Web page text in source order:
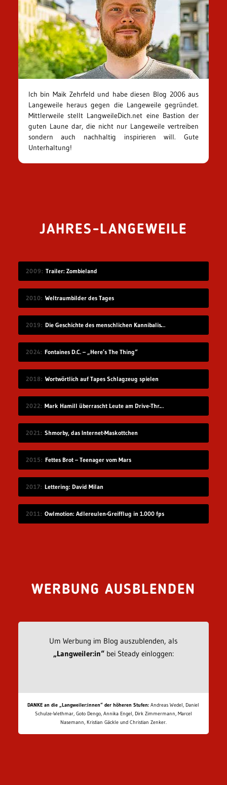
Ich bin Maik Zehrfeld und habe diesen Blog 2006 aus
Langeweile heraus gegen die Langeweile gegründet.
Mittlerweile stellt LangweileDich.net eine Bastion der
guten Laune dar, die nicht nur Langeweile vertreiben
sondern auch nachhaltig inspirieren will. Gute
Unterhaltung!
JAHRES-LANGEWEILE
2009 Trailer: Zombieland
2010 Weltraumbilder des Tages
2019 Die Geschichte des menschlichen Kannibalismus
2024 Fontaines D.C. – „Here’s The Thing“
2018 Wortwörtlich auf Tapes Schlagzeug spielen
2022 Mark Hamill überrascht Leute am Drive-Thru-Schalter
2021 Shmorby, das Internet-Maskottchen
2015 Fettes Brot – Teenager vom Mars
2017 Lettering: David Milan
2011 Owlmotion: Adlereulen-Greifflug in 1.000 fps
WERBUNG AUSBLENDEN
Um Werbung im Blog auszublenden, als
„Langweiler:in“bei Steady einloggen:
DANKE an die „Langweiler:innen“ der höheren Stufen: Andreas Wedel, Daniel
Schulze-Wethmar, Goto Dengo, Annika Engel, Dirk Zimmermann, Marcel
Nasemann, Kristian Gäckle und Christian Zenker.